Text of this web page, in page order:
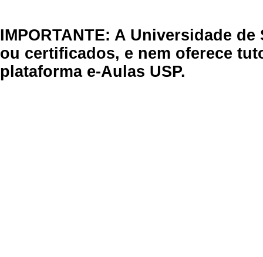
IMPORTANTE: A Universidade
ou certificados, e nem oferece
plataforma e-Aulas USP.